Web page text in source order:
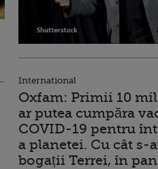
International
Oxfam: Primii 10
ar putea cumpăra
COVID-19 pentru
a planetei. Cu cât s-
bogații Terrei, în